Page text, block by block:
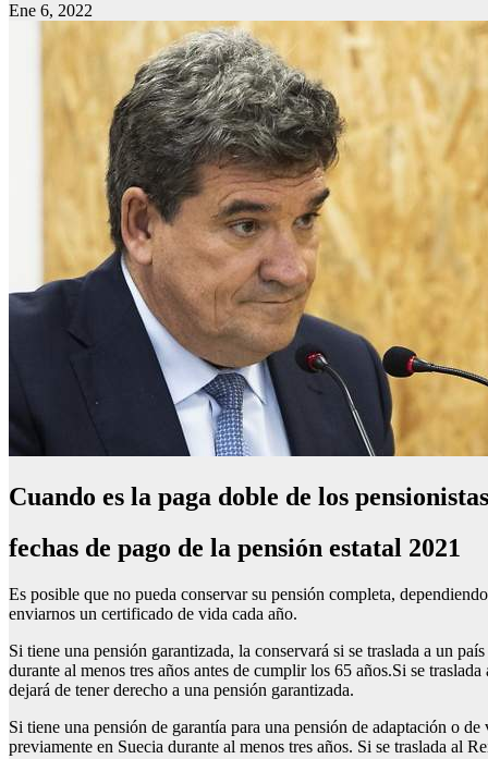
Ene 6, 2022
Cuando es la paga doble de los pensionistas
fechas de pago de la pensión estatal 2021
Es posible que no pueda conservar su pensión completa,
enviarnos un certificado de vida cada año.
Si tiene una pensión garantizada, la conservará si se traslada a un
durante al menos tres años antes de cumplir los 65 años.Si se
dejará de tener derecho a una pensión garantizada.
Si tiene una pensión de garantía para una pensión de adaptación o
previamente en Suecia durante al menos tres años. Si se traslada al